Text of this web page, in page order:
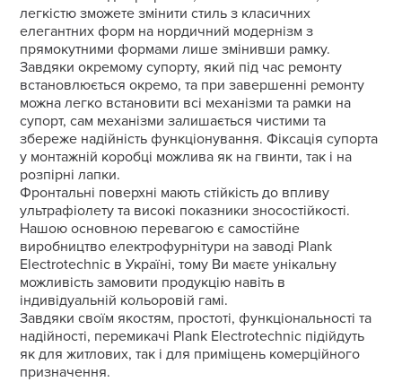
легкістю зможете змінити стиль з класичних
елегантних форм на нордичний модернізм з
прямокутними формами лише змінивши рамку.
Завдяки окремому супорту, який під час ремонту
встановлюється окремо, та при завершенні ремонту
можна легко встановити всі механізми та рамки на
супорт, сам механізми залишається чистими та
збереже надійність функціонування. Фіксація супорта
у монтажній коробці можлива як на гвинти, так і на
розпірні лапки.
Фронтальні поверхні мають стійкість до впливу
ультрафіолету та високі показники зносостійкості.
Нашою основною перевагою є самостійне
виробництво електрофурнітури на заводі Plank
Electrotechnic в Україні, тому Ви маєте унікальну
можливість замовити продукцію навіть в
індивідуальній кольоровій гамі.
Завдяки своїм якостям, простоті, функціональності та
надійності, перемикачі Plank Electrotechnic підійдуть
як для житлових, так і для приміщень комерційного
призначення.